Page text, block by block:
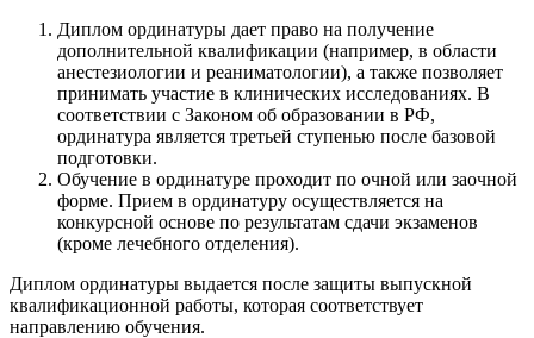
Диплом ординатуры дает право на получение
дополнительной квалификации (например, в области
анестезиологии и реаниматологии), а также позволяет
принимать участие в клинических исследованиях. В
соответствии с Законом об образовании в РФ,
ординатура является третьей ступенью после базовой
подготовки.
Обучение в ординатуре проходит по очной или заочной
форме. Прием в ординатуру осуществляется на
конкурсной основе по результатам сдачи экзаменов
(кроме лечебного отделения).
Диплом ординатуры выдается после защиты выпускной
квалификационной работы, которая соответствует
направлению обучения.